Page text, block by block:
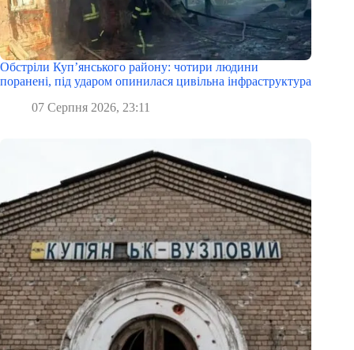
Обстріли Куп’янського району: чотири людини
поранені, під ударом опинилася цивільна інфраструктура
07 Серпня 2026, 23:11